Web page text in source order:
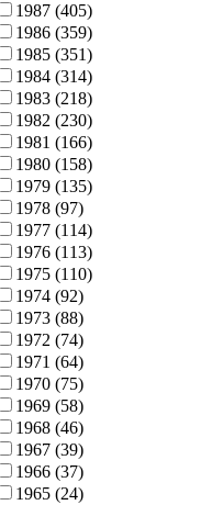
1987 (405)
1986 (359)
1985 (351)
1984 (314)
1983 (218)
1982 (230)
1981 (166)
1980 (158)
1979 (135)
1978 (97)
1977 (114)
1976 (113)
1975 (110)
1974 (92)
1973 (88)
1972 (74)
1971 (64)
1970 (75)
1969 (58)
1968 (46)
1967 (39)
1966 (37)
1965 (24)